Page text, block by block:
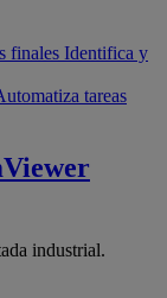
finales Identifica y
tareas
industrial.